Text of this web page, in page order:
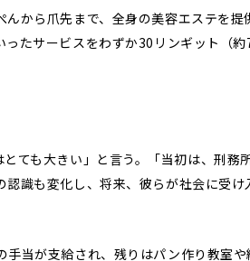
から爪先まで、全身の美容エステを提
たサービスをわずか30リンギット（
も大きい」と言う。「当初は、刑務
識も変化し、将来、彼らが社会に受け
当が支給され、残りはパン作り教室